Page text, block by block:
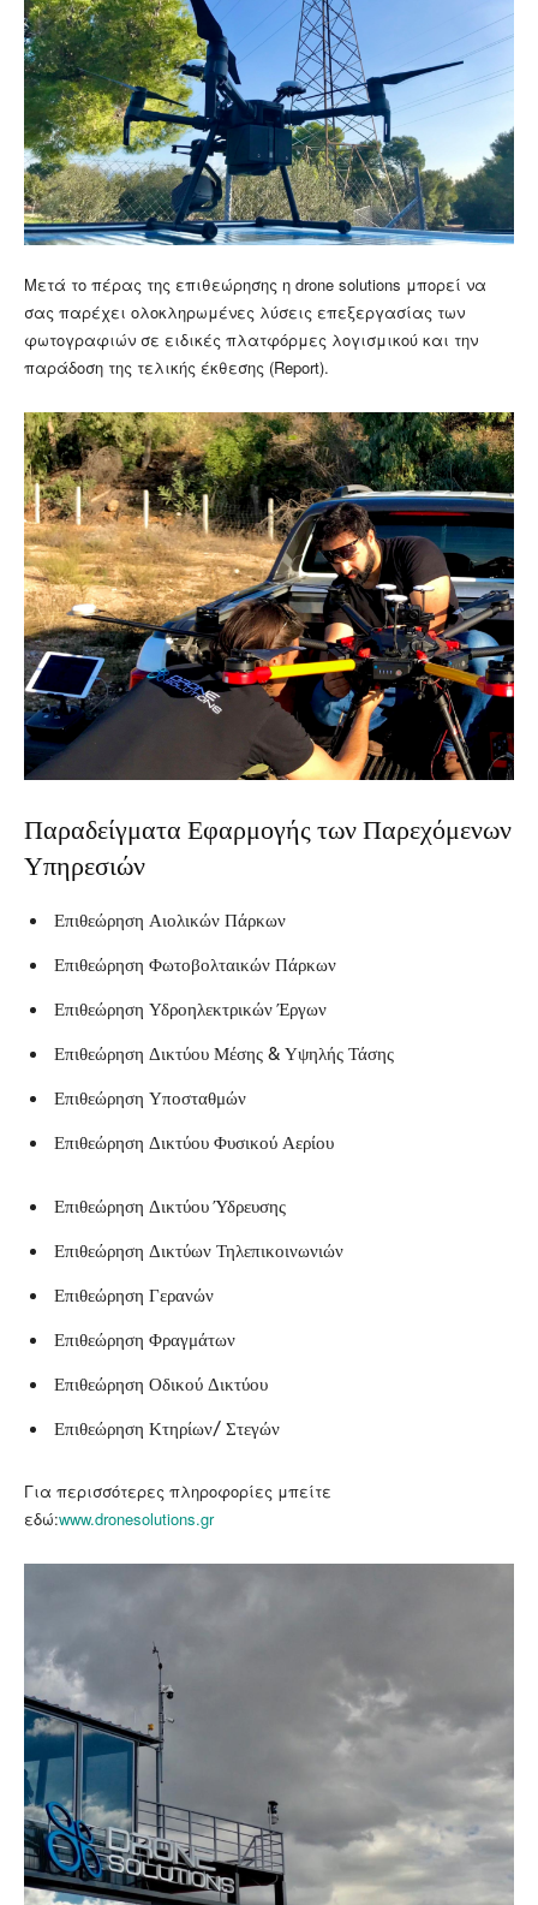
Μετά το πέρας της επιθεώρησης η drone solutions μπορεί να
σας παρέχει ολοκληρωμένες λύσεις επεξεργασίας των
φωτογραφιών σε ειδικές πλατφόρμες λογισμικού και την
παράδοση της τελικής έκθεσης (Report).
Παραδείγματα Εφαρμογής των Παρεχόμενων
Υπηρεσιών
Επιθεώρηση Αιολικών Πάρκων
Επιθεώρηση Φωτοβολταικών Πάρκων
Επιθεώρηση Υδροηλεκτρικών Έργων
Επιθεώρηση Δικτύου Μέσης & Υψηλής Τάσης
Επιθεώρηση Υποσταθμών
Επιθεώρηση Δικτύου Φυσικού Αερίου
Επιθεώρηση Δικτύου Ύδρευσης
Επιθεώρηση Δικτύων Τηλεπικοινωνιών
Επιθεώρηση Γερανών
Επιθεώρηση Φραγμάτων
Επιθεώρηση Οδικού Δικτύου
Επιθεώρηση Κτηρίων/ Στεγών
Για περισσότερες πληροφορίες μπείτε
εδώ:www.dronesolutions.gr